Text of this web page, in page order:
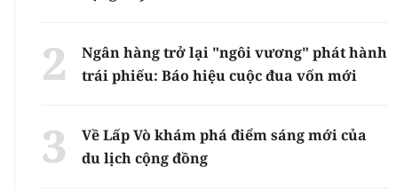
Ngân hàng trở lại "ngôi vương" phát hành
trái phiếu: Báo hiệu cuộc đua vốn mới
Về Lấp Vò khám phá điểm sáng mới của
du lịch cộng đồng